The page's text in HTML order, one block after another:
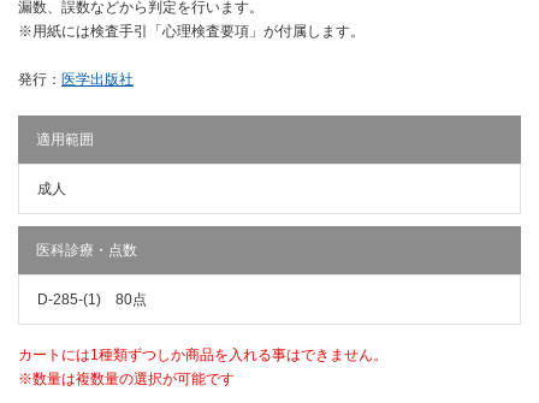
漏数、誤数などから判定を行います。
※用紙には検査手引「心理検査要項」が付属します。
発行： 医学出版社
適用範囲
成人
医科診療・点数
D-285-(1) 80点
カートには1種類ずつしか商品を入れる事はできません。
※数量は複数量の選択が可能です